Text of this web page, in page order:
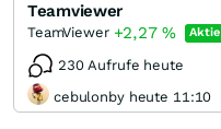
Teamviewer
TeamViewer +2,27 % Aktie
230 Aufrufe heute
cebulonby heute 11:10